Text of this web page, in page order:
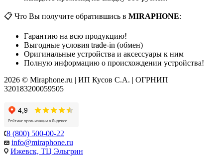
📋 Что Вы получите обратившись в MIRAPHONE:
Гарантию на всю продукцию!
Выгодные условия trade-in (обмен)
Оригинальные устройства и аксессуары к ним
Полную информацию о происхождении устройства!
2026 © Miraphone.ru | ИП Кусов С.А. | ОГРНИП
320183200059505
8 (800) 500-00-22
info@miraphone.ru
Ижевск, ТЦ Эльгрин